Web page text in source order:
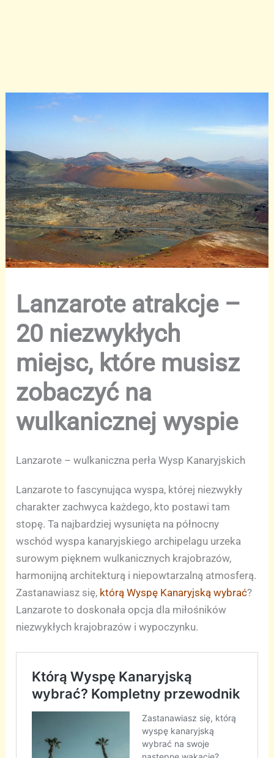
Lanzarote atrakcje –
20 niezwykłych
miejsc, które musisz
zobaczyć na
wulkanicznej wyspie
Lanzarote – wulkaniczna perła Wysp Kanaryjskich
Lanzarote to fascynująca wyspa, której niezwykły
charakter zachwyca każdego, kto postawi tam
stopę. Ta najbardziej wysunięta na północny
wschód wyspa kanaryjskiego archipelagu urzeka
surowym pięknem wulkanicznych krajobrazów,
harmonijną architekturą i niepowtarzalną atmosferą.
Zastanawiasz się, którą Wyspę Kanaryjską wybrać?
Lanzarote to doskonała opcja dla miłośników
niezwykłych krajobrazów i wypoczynku.